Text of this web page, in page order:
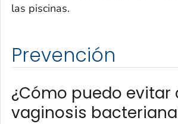
las piscinas.
Prevención
¿Cómo puedo evitar
vaginosis